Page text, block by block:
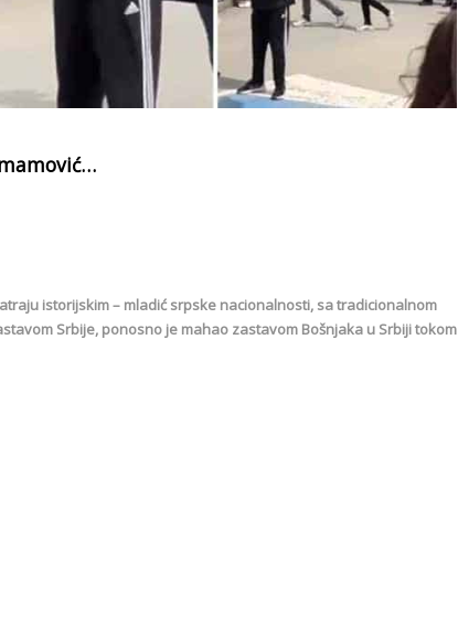
istorijskim – mladić srpske nacionalnosti, sa tradicionalnom
Srbije, ponosno je mahao zastavom Bošnjaka u Srbiji tokom